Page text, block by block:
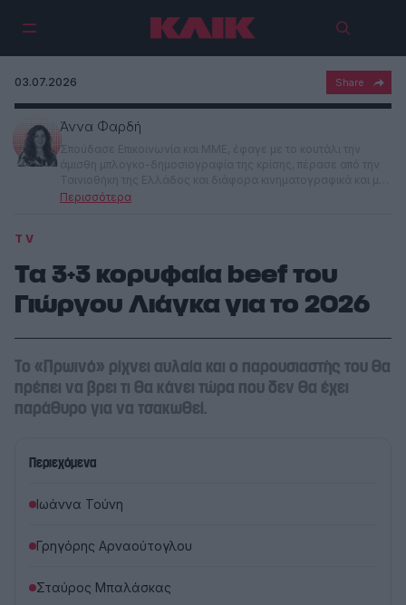
03.07.2026
TV
Τα 3+3 κορυφαία beef του
Γιώργου Λιάγκα για το 2026
Το «Πρωινό» ρίχνει αυλαία και ο παρουσιαστής του θα
πρέπει να βρει τι θα κάνει τώρα που δεν θα έχει
παράθυρο για να τσακωθεί.
Περιεχόμενα
Ιωάννα Τούνη
Γρηγόρης Αρναούτογλου
Σταύρος Μπαλάσκας
Άννα Φαρδή
φεστιβάλ και κατέληξε στην αρχισυνταξία έντυπου και